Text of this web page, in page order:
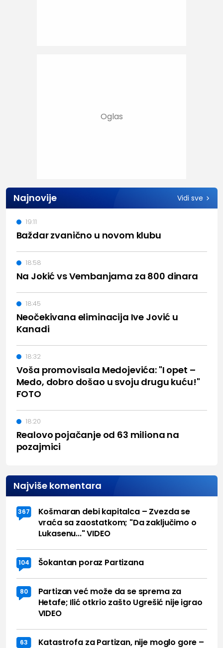
Najnovije Vidi sve
Baždar zvanično u novom klubu
19:11
Na Jokić vs Vembanjama za 800 dinara
18:58
Neočekivana eliminacija Ive Jović u
Kanadi
18:45
Voša promovisala Medojevića: "I opet –
Medo, dobro došao u svoju drugu kuću!"
FOTO
18:32
Realovo pojačanje od 63 miliona na
pozajmici
18:20
Najviše komentara
367
Košmaran debi kapitalca – Zvezda se
vraća sa zaostatkom; "Da zaključimo o
Lukasenu..." VIDEO
104 Šokantan poraz Partizana
80
Partizan već može da se sprema za
Hetafe; Ilić otkrio zašto Ugrešić nije igrao
VIDEO
63
Katastrofa za Partizan, nije moglo gore –